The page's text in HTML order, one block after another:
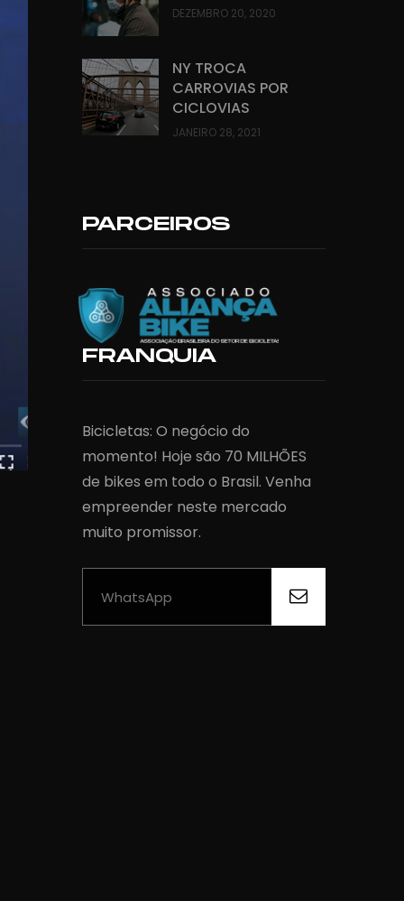
DEZEMBRO 20, 2020
NY TROCA
CARROVIAS POR
CICLOVIAS
JANEIRO 28, 2021
PARCEIROS
FRANQUIA
Bicicletas: O negócio do
momento! Hoje são 70 MILHÕES
de bikes em todo o Brasil. Venha
empreender neste mercado
muito promissor.